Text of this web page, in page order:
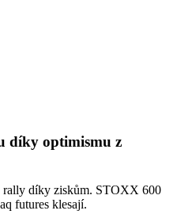
díky optimismu z
rally díky ziskům. STOXX 600
futures klesají.